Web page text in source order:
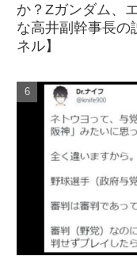
か？Zガンダム、
な高井副幹事長の
ネル】